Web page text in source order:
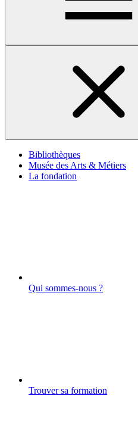
Bibliothèques
Musée des Arts & Métiers
La fondation
Qui sommes-nous ?
Trouver sa formation